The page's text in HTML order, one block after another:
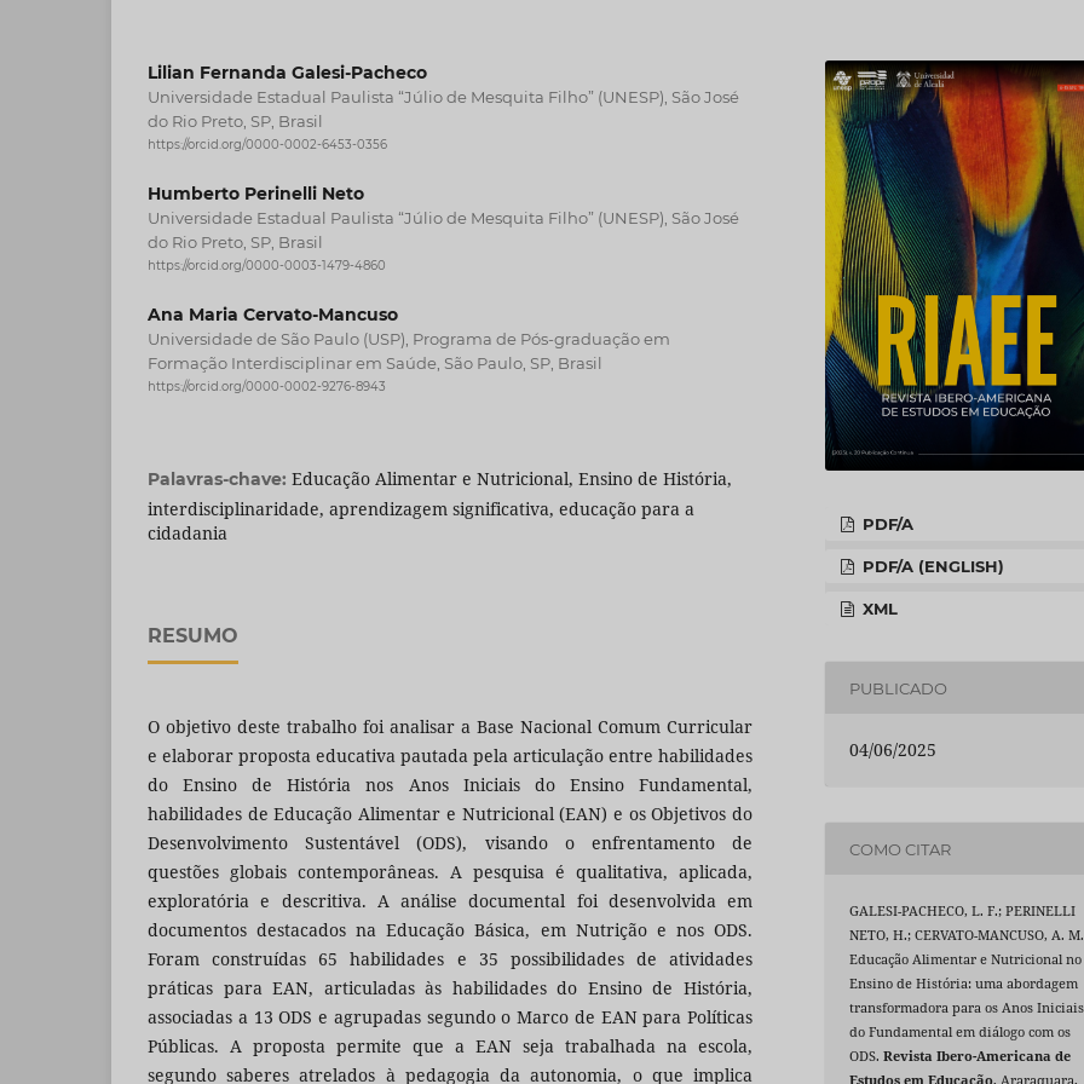
Lilian Fernanda Galesi-Pacheco
Universidade Estadual Paulista “Júlio de Mesquita Filho” (UNESP), São José
do Rio Preto, SP, Brasil
https://orcid.org/0000-0002-6453-0356
Humberto Perinelli Neto
Universidade Estadual Paulista “Júlio de Mesquita Filho” (UNESP), São José
do Rio Preto, SP, Brasil
https://orcid.org/0000-0003-1479-4860
Ana Maria Cervato-Mancuso
Universidade de São Paulo (USP), Programa de Pós-graduação em
Formação Interdisciplinar em Saúde, São Paulo, SP, Brasil
https://orcid.org/0000-0002-9276-8943
Palavras-chave: Educação Alimentar e Nutricional, Ensino de História,
interdisciplinaridade, aprendizagem significativa, educação para a
cidadania
RESUMO
O objetivo deste trabalho foi analisar a Base Nacional Comum Curricular
e elaborar proposta educativa pautada pela articulação entre habilidades
do Ensino de História nos Anos Iniciais do Ensino Fundamental,
habilidades de Educação Alimentar e Nutricional (EAN) e os Objetivos do
Desenvolvimento Sustentável (ODS), visando o enfrentamento de
questões globais contemporâneas. A pesquisa é qualitativa, aplicada,
exploratória e descritiva. A análise documental foi desenvolvida em
documentos destacados na Educação Básica, em Nutrição e nos ODS.
Foram construídas 65 habilidades e 35 possibilidades de atividades
práticas para EAN, articuladas às habilidades do Ensino de História,
associadas a 13 ODS e agrupadas segundo o Marco de EAN para Políticas
Públicas. A proposta permite que a EAN seja trabalhada na escola,
segundo saberes atrelados à pedagogia da autonomia, o que implica
PDF/A
PDF/A (ENGLISH)
XML
PUBLICADO
04/06/2025
COMO CITAR
GALESI-PACHECO, L. F.; PERINELLI
NETO, H.; CERVATO-MANCUSO, A. M.
Educação Alimentar e Nutricional no
Ensino de História: uma abordagem
transformadora para os Anos Iniciais
do Fundamental em diálogo com os
ODS.Revista Ibero-Americana de